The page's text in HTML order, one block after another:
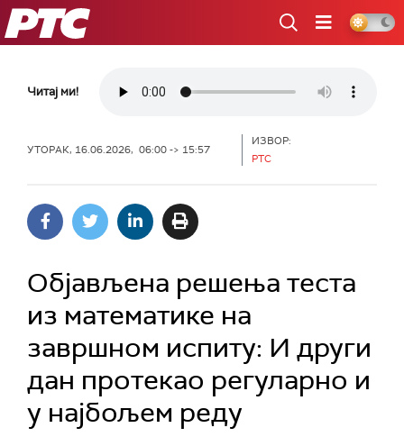
РТС
Читај ми!
УТОРАК, 16.06.2026, 06:00 -> 15:57
ИЗВОР:
РТС
Објављена решења теста
из математике на
завршном испиту: И други
дан протекао регуларно и
у најбољем реду